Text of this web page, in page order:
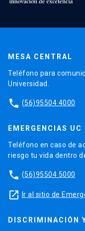
MESA CENTRAL
Teléfono para
Universidad.
phone (56)95504 4000
EMERGENCIAS UC
Teléfono en caso de
riesgo tu vida dentro
phone (56)95504 5000
launch Ir al sitio de
DISCRIMINACIÓN